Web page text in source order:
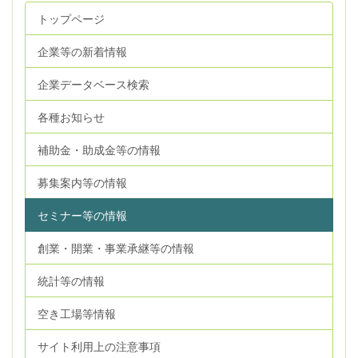
トップページ
企業等の新着情報
企業データベース検索
各種お知らせ
補助金・助成金等の情報
募集案内等の情報
セミナー等の情報
創業・開業・事業承継等の情報
統計等の情報
空き工場等情報
サイト利用上の注意事項